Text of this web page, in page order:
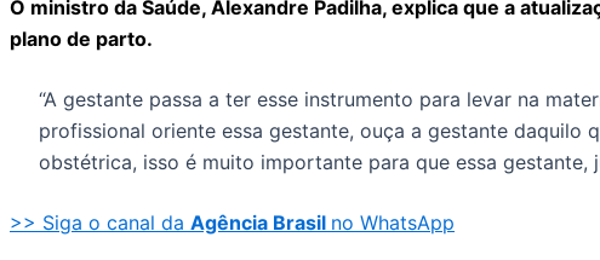
O ministro da Saúde, Alexandre Padilha, explica que a
plano de parto.
“A gestante passa a ter esse instrumento para levar na
profissional oriente essa gestante, ouça a gestante
obstétrica, isso é muito importante para que essa gestante,
>> Siga o canal da Agência Brasil no WhatsApp